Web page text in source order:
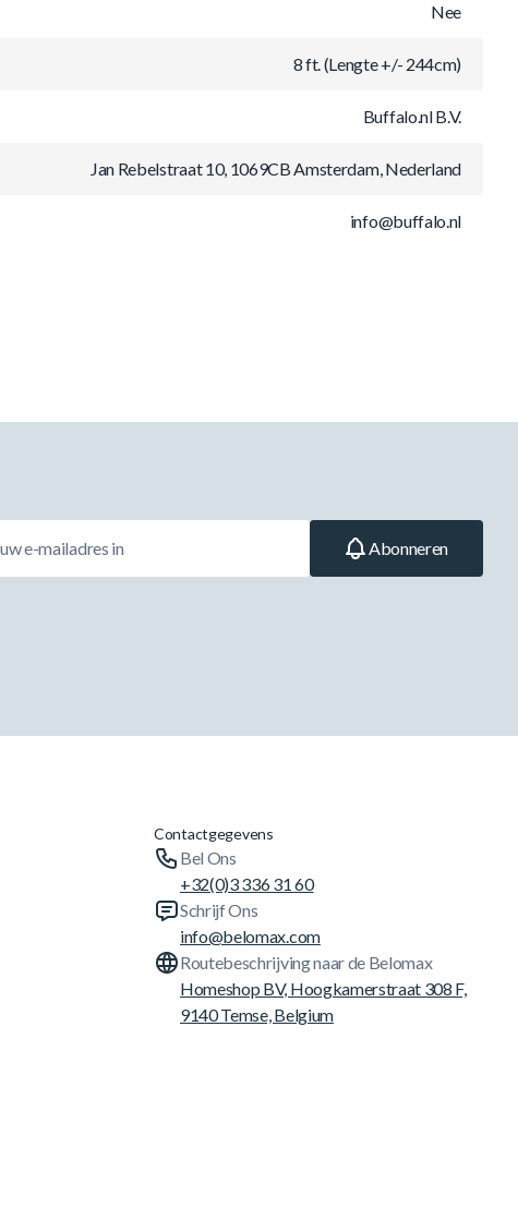
Nee
8 ft. (Lengte +/- 244cm)
Buffalo.nl B.V.
Jan Rebelstraat 10, 1069CB Amsterdam, Nederland
info@buffalo.nl
Abonneren
Contactgegevens
Bel Ons
+32(0)3 336 31 60
Schrijf Ons
info@belomax.com
Routebeschrijving naar de Belomax
Homeshop BV, Hoogkamerstraat 308 F,
9140 Temse, Belgium